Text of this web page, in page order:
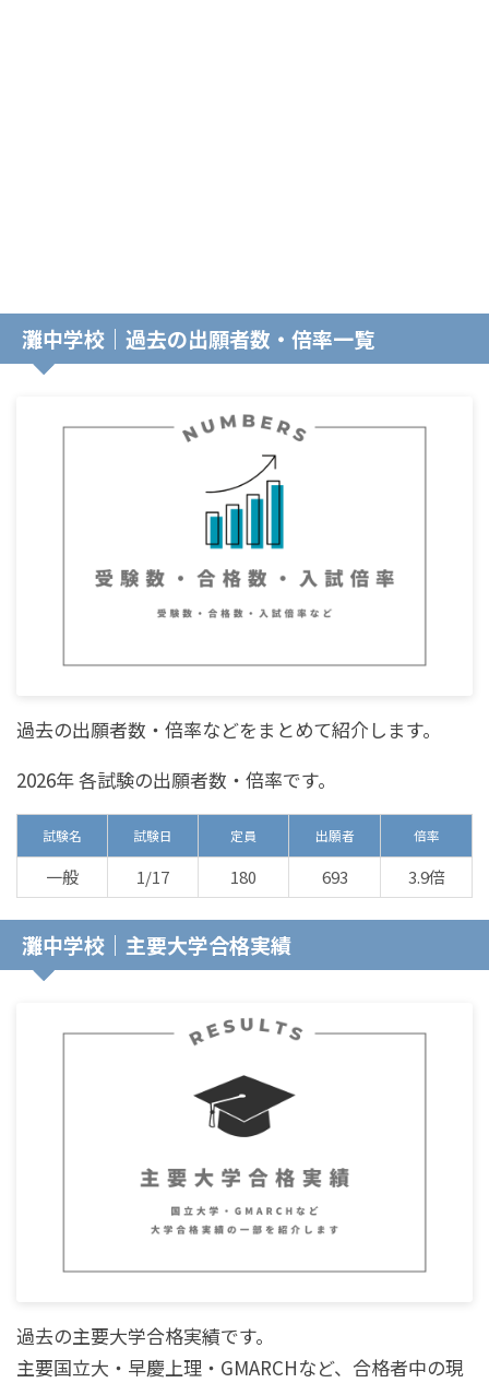
灘中学校｜過去の出願者数・倍率一覧
過去の出願者数・倍率などをまとめて紹介します。
2026年 各試験の出願者数・倍率です。
試験名 試験日 定員 出願者 倍率
一般 1/17 180 693 3.9倍
灘中学校｜主要大学合格実績
過去の主要大学合格実績です。
主要国立大・早慶上理・GMARCHなど、合格者中の現